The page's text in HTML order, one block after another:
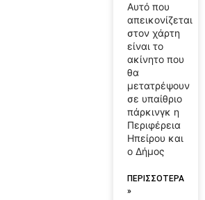
Αυτό που
απεικονίζεται
στον χάρτη
είναι το
ακίνητο που
θα
μετατρέψουν
σε υπαίθριο
πάρκινγκ η
Περιφέρεια
Ηπείρου και
ο Δήμος
ΠΕΡΙΣΣΟΤΕΡΑ
»